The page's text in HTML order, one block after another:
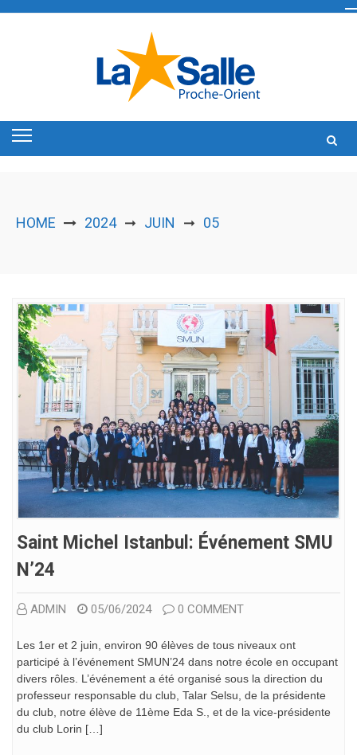
HOME 2024 ➞ JUIN ➞ 05
Saint Michel Istanbul: Événement SMU
N’24
ADMIN 05/06/2024 0 COMMENT
Les 1er et 2 juin, environ 90 élèves de tous niveaux ont
participé à l’événement SMUN’24 dans notre école en occupant
divers rôles. L’événement a été organisé sous la direction du
professeur responsable du club, Talar Selsu, de la présidente
du club, notre élève de 11ème Eda S., et de la vice-présidente
du club Lorin […]